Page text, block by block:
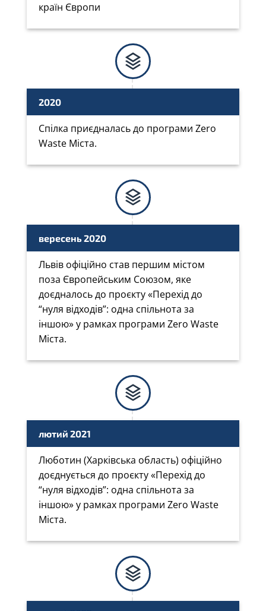
країн Європи
2020
Спілка приєдналась до програми Zero
Waste Міста.
вересень 2020
Львів офіційно став першим містом
поза Європейським Союзом, яке
доєдналось до проєкту «Перехід до
“нуля відходів”: одна спільнота за
іншою» у рамках програми Zero Waste
Міста.
лютий 2021
Люботин (Харківська область) офіційно
доєднується до проєкту «Перехід до
“нуля відходів”: одна спільнота за
іншою» у рамках програми Zero Waste
Міста.